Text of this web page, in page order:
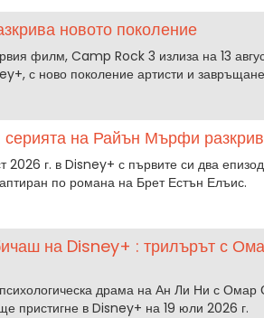
новото поколение
филм, Camp Rock 3 излиза на 13
с ново поколение артисти и
на Райън Мърфи
2026 г. в Disney+ с първите си два
по романа на Брет Естън Елъис.
на Disney+ : трилърът с
драма на Ан Ли Ни с
пристигне в Disney+ на 19 юли 2026 г.